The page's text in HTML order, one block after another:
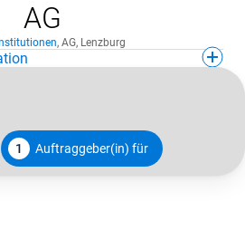
AG
, AG, Lenzburg
1 Auftraggeber(in) für